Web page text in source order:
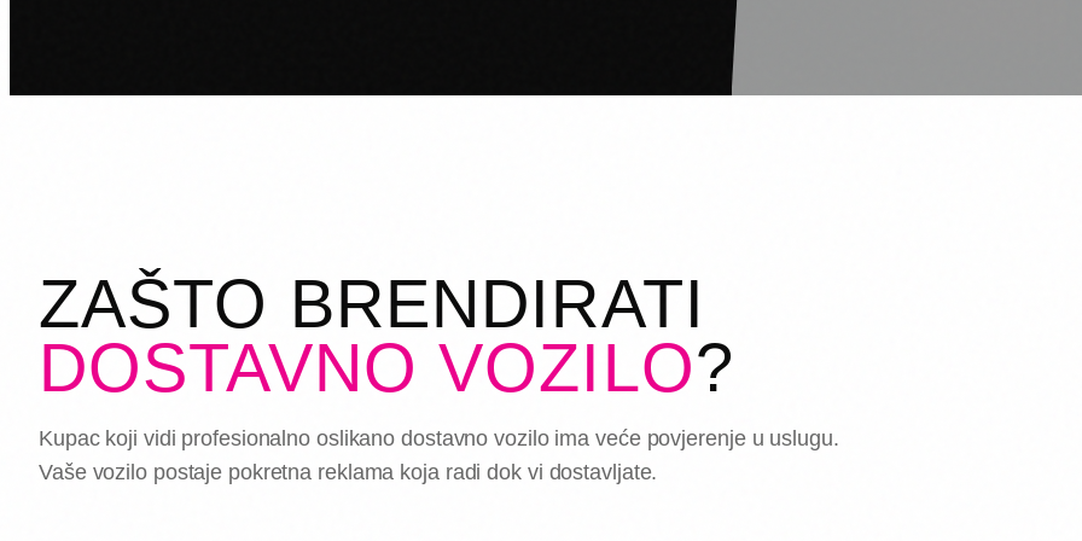
ZAŠTO BRENDIRATI
DOSTAVNO VOZILO?
Kupac koji vidi profesionalno oslikano dostavno vozilo ima veće povjerenje u uslugu.
Vaše vozilo postaje pokretna reklama koja radi dok vi dostavljate.